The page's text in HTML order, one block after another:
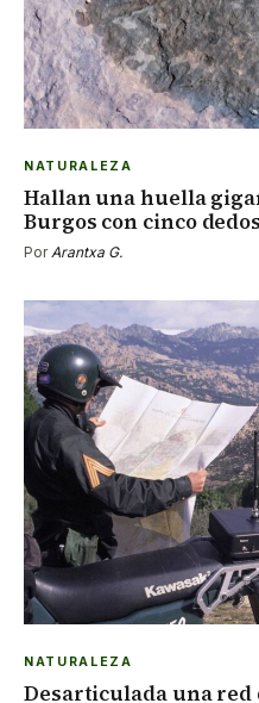
NATURALEZA
Hallan una huella
Burgos con cinco
PorArantxa G.
NATURALEZA
Desarticulada una red